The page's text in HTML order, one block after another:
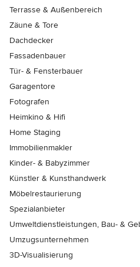
Terrasse & Außenbereich
Zäune & Tore
Dachdecker
Fassadenbauer
Tür- & Fensterbauer
Garagentore
Fotografen
Heimkino & Hifi
Home Staging
Immobilienmakler
Kinder- & Babyzimmer
Künstler & Kunsthandwerk
Möbelrestaurierung
Spezialanbieter
Umweltdienstleistungen, Bau- &
Umzugsunternehmen
3D-Visualisierung